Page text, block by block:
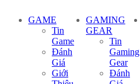
GAME
Tin
Game
Đánh
Giá
Giới
GAMING
GEAR
Tin
Gaming
Gear
Đánh